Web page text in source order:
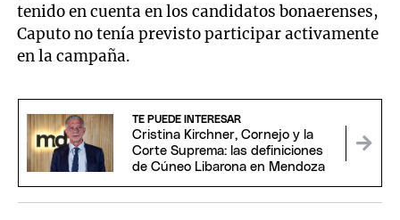
tenido en cuenta en los candidatos bonaerenses,
Caputo no tenía previsto participar activamente
en la campaña.
TE PUEDE INTERESAR
Cristina Kirchner, Cornejo y la
Corte Suprema: las definiciones
de Cúneo Libarona en Mendoza